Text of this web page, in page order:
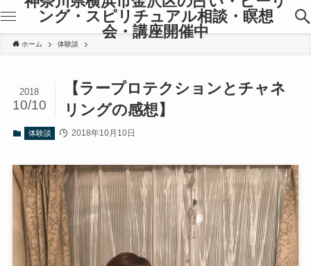
ング・スピリチュアル相談・瞑想
会・講座開催中
ホーム 体験談
【ラープロテクションとチャネ
リングの感想】
2018
10/10
体験談 2018年10月10日